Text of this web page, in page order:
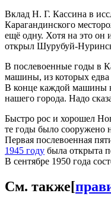
Вклад Н. Г. Кассина в
Карагандинского
ещё одну. Хотя на это он
открыл Шурубуй-
В послевоенные годы в
машины, из которых
В конце каждой машины
нашего города. Надо
Быстро рос и хорошел
те годы было сооружено
Первая послевоенная
1945 году была открыта
В сентябре 1950 года
См. также[